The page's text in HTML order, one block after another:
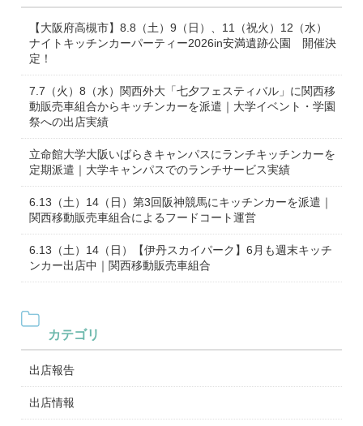
【大阪府高槻市】8.8（土）9（日）、11（祝火）12（水）
ナイトキッチンカーパーティー2026in安満遺跡公園 開催決
定！
7.7（火）8（水）関西外大「七夕フェスティバル」に関西移
動販売車組合からキッチンカーを派遣｜大学イベント・学園
祭への出店実績
立命館大学大阪いばらきキャンパスにランチキッチンカーを
定期派遣｜大学キャンパスでのランチサービス実績
6.13（土）14（日）第3回阪神競馬にキッチンカーを派遣｜
関西移動販売車組合によるフードコート運営
6.13（土）14（日）【伊丹スカイパーク】6月も週末キッチ
ンカー出店中｜関西移動販売車組合
カテゴリ
出店報告
出店情報